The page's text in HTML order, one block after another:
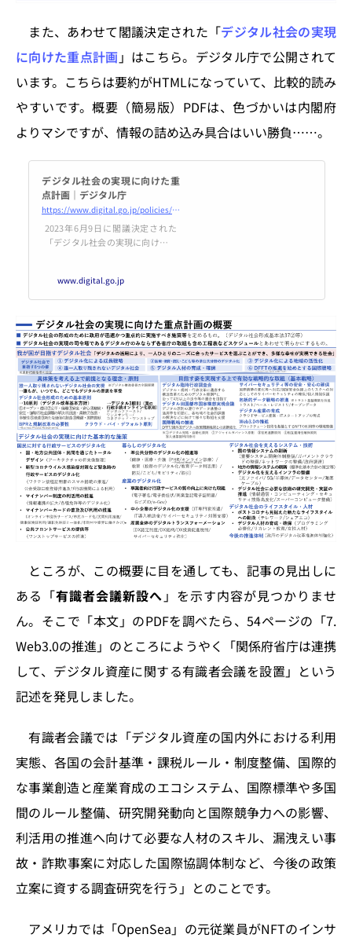
また、あわせて閣議決定された「デジタル社会の実現
に向けた重点計画 」はこちら。デジタル庁で公開されて
います。こちらは要約がHTMLになっていて、比較的読み
やすいです。概要（簡易版）PDFは、色づかいは内閣府
よりマシですが、情報の詰め込み具合はいい勝負……。
デジタル社会の実現に向けた重
点計画｜デジタル庁
https://www.digital.go.jp/policies/priority-policy-program/
2023年6月9日に閣議決定された
「デジタル社会の実現に向けた重
www.digital.go.jp
ところが、この概要に目を通しても、記事の見出しに
ある「有識者会議新設へ 」を示す内容が見つかりませ
ん。そこで「本文」のPDFを調べたら、54ページの「7.
Web3.0の推進」のところにようやく「関係府省庁は連携
して、デジタル資産に関する有識者会議を設置」という
記述を発見しました。
有識者会議では「デジタル資産の国内外における利用
実態、各国の会計基準・課税ルール・制度整備、国際的
な事業創造と産業育成のエコシステム、国際標準や多国
間のルール整備、研究開発動向と国際競争力への影響、
利活用の推進へ向けて必要な人材のスキル、漏洩えい事
故・詐欺事案に対応した国際協調体制など、今後の政策
立案に資する調査研究を行う」とのことです。
アメリカでは「OpenSea」の元従業員がNFTのインサ